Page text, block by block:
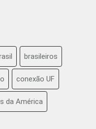
brasileiros
conexão UF
da América